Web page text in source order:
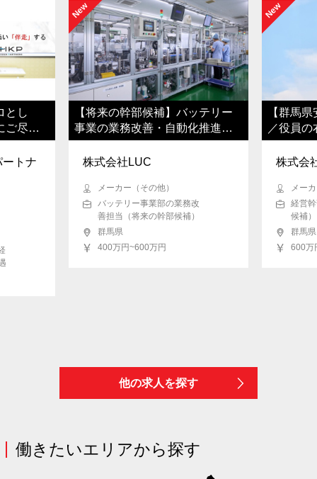
とし
ご尽力
トナ
【将来の幹部候補】バッテリー
事業の業務改善・自動化推進／
年休125日
New
株式会社LUC
メーカー（その他）
バッテリー事業部の業務改
善担当（将来の幹部候補）
群馬県
400万円~600万円
【群馬
／役員
牽引
New
株式会
メー
経営
候補）
群馬県
600万
他の求人を探す
働きたいエリアから探す